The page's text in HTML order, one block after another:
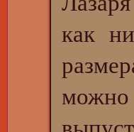
как
можно